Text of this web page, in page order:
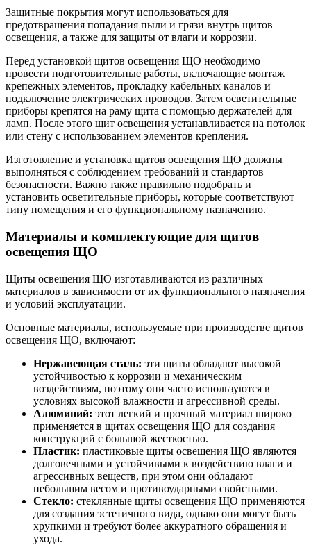
Защитные покрытия могут использоваться для
предотвращения попадания пыли и грязи внутрь щитов
освещения, а также для защиты от влаги и коррозии.
Перед установкой щитов освещения ЩО необходимо
провести подготовительные работы, включающие монтаж
крепежных элементов, прокладку кабельных каналов и
подключение электрических проводов. Затем осветительные
приборы крепятся на раму щита с помощью держателей для
ламп. После этого щит освещения устанавливается на потолок
или стену с использованием элементов крепления.
Изготовление и установка щитов освещения ЩО должны
выполняться с соблюдением требований и стандартов
безопасности. Важно также правильно подобрать и
установить осветительные приборы, которые соответствуют
типу помещения и его функциональному назначению.
Материалы и комплектующие для щитов
освещения ЩО
Щиты освещения ЩО изготавливаются из различных
материалов в зависимости от их функционального назначения
и условий эксплуатации.
Основные материалы, используемые при производстве щитов
освещения ЩО, включают:
Нержавеющая сталь: эти щиты обладают высокой
устойчивостью к коррозии и механическим
воздействиям, поэтому они часто используются в
условиях высокой влажности и агрессивной среды.
Алюминий: этот легкий и прочный материал широко
применяется в щитах освещения ЩО для создания
конструкций с большой жесткостью.
Пластик: пластиковые щиты освещения ЩО являются
долговечными и устойчивыми к воздействию влаги и
агрессивных веществ, при этом они обладают
небольшим весом и противоударными свойствами.
Стекло: стеклянные щиты освещения ЩО применяются
для создания эстетичного вида, однако они могут быть
хрупкими и требуют более аккуратного обращения и
ухода.